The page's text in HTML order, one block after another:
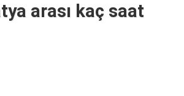
arası kaç saat